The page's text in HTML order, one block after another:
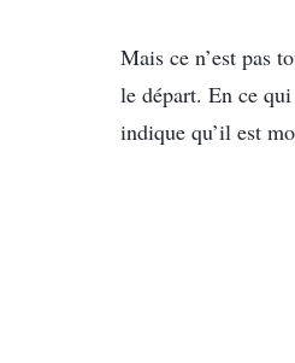
Mais ce n’est pas
le départ. En ce
indique qu’il est